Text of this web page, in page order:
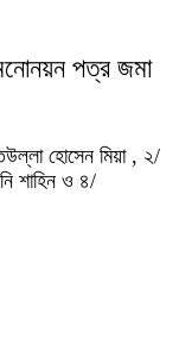
পত্র জমা
হোসেন মিয়া , ২/
শাহিন ও ৪/